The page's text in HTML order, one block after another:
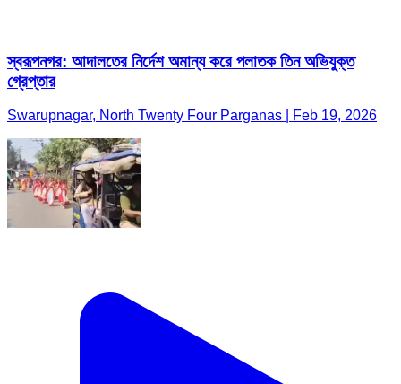
স্বরূপনগর: আদালতের নির্দেশ অমান্য করে পলাতক তিন অভিযুক্ত
গ্রেপ্তার
Swarupnagar, North Twenty Four Parganas | Feb 19, 2026